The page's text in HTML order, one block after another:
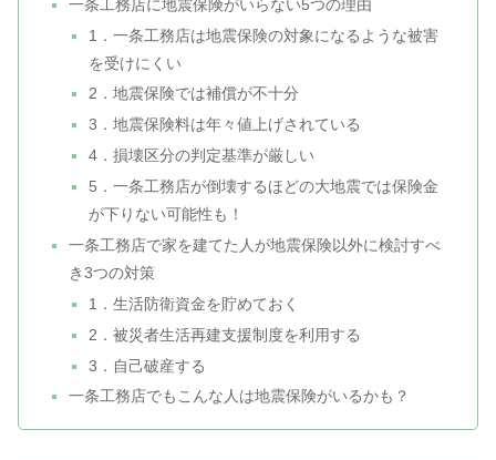
一条工務店に地震保険がいらない5つの理由
1．一条工務店は地震保険の対象になるような被害
を受けにくい
2．地震保険では補償が不十分
3．地震保険料は年々値上げされている
4．損壊区分の判定基準が厳しい
5．一条工務店が倒壊するほどの大地震では保険金
が下りない可能性も！
一条工務店で家を建てた人が地震保険以外に検討すべ
き3つの対策
1．生活防衛資金を貯めておく
2．被災者生活再建支援制度を利用する
3．自己破産する
一条工務店でもこんな人は地震保険がいるかも？